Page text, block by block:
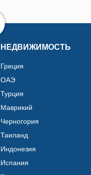
НЕДВИЖИМОСТЬ
Греция
ОАЭ
Турция
Маврикий
Черногория
Таиланд
Индонезия
Испания